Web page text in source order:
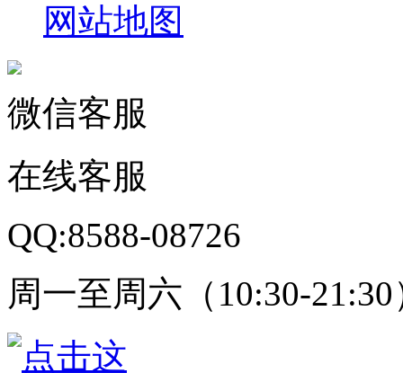
网站地图
微信客服
在线客服
QQ:8588-08726
周一至周六（10:30-21:30